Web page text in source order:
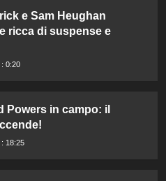
e Sam Heughan
ricca di suspense e
0:20
Powers in campo: il
18:25